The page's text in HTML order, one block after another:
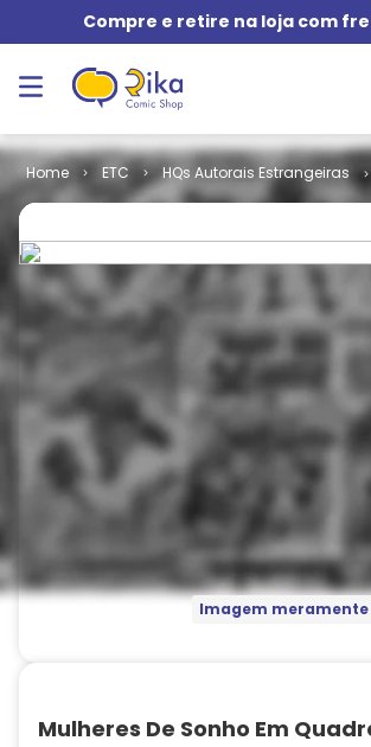
Compre e retire na loja com
ETC HQs Autorais Estrangeiras
Imagem
Mulheres De Sonho Em